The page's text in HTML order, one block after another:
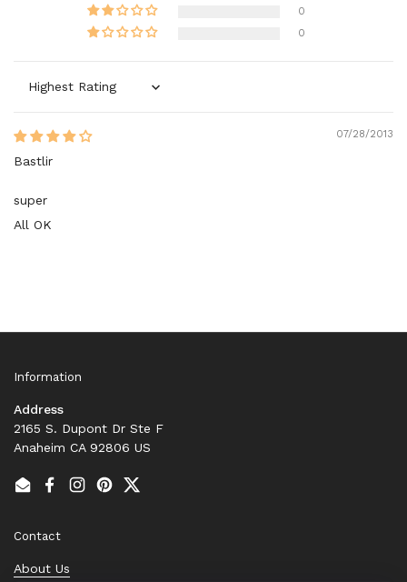
0
0
Sort by
07/28/2013
Bastlir
super
All OK
Information
Address
2165 S. Dupont Dr Ste F
Anaheim CA 92806 US
EmailFacebook
Instagram
PinterestTwitter
Contact
About Us